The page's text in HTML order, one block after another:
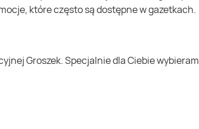
które często są dostępne w gazetkach.